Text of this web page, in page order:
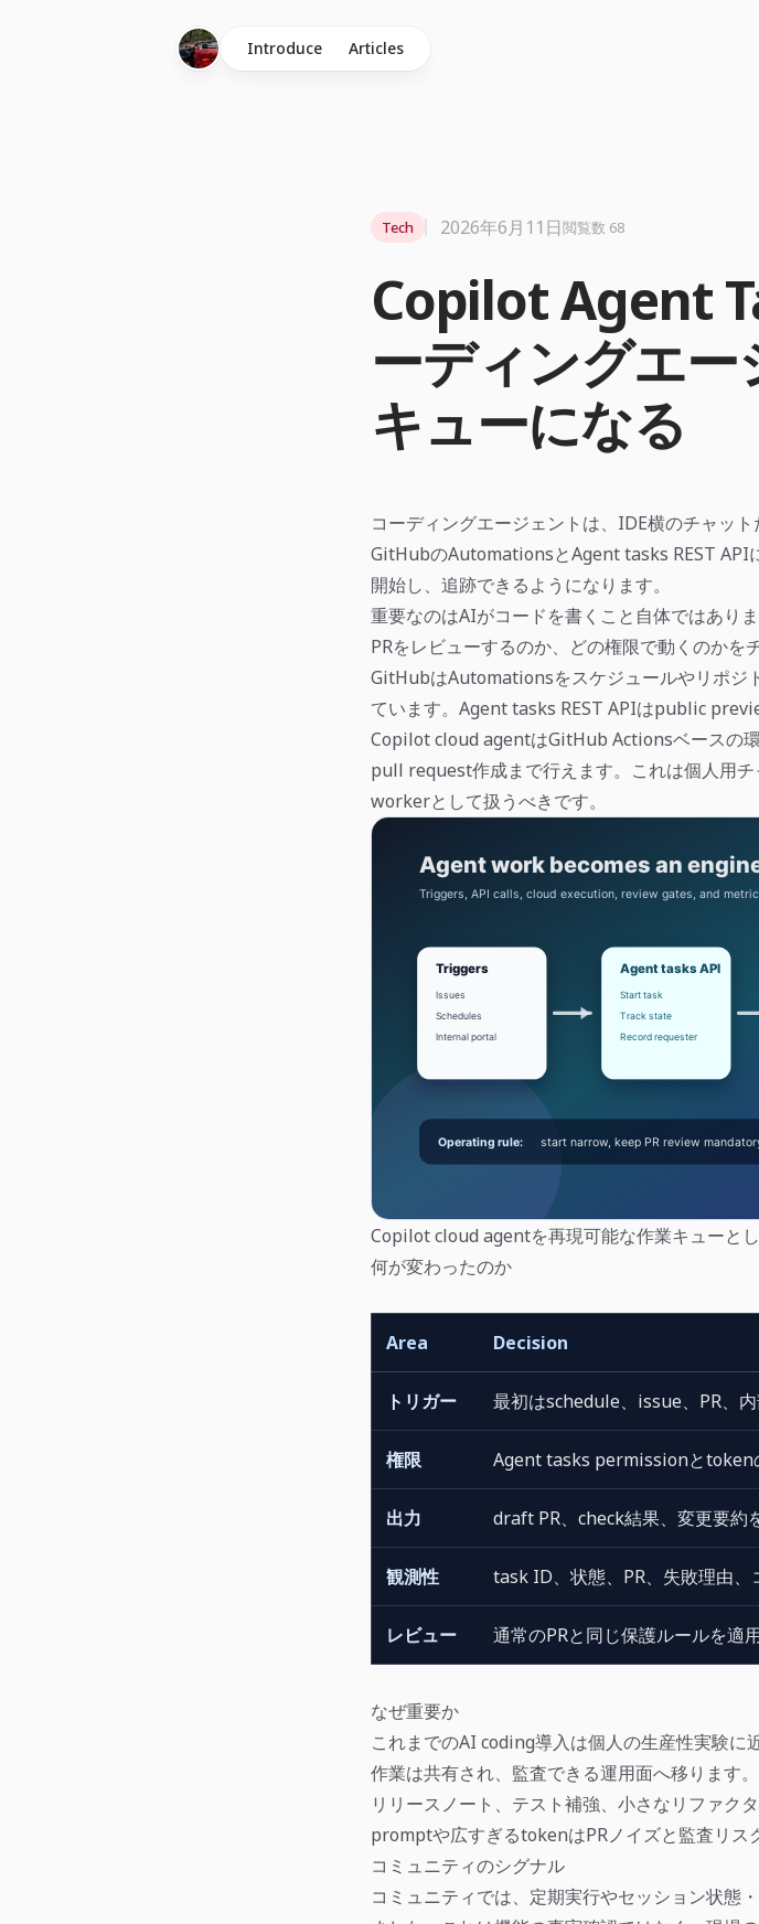
Introduce Articles
Copilot Agent
ーディングエ
キューになる
Tech 2026年6月11日閲覧数 68
コーディングエージェントは、IDE横のチャッ
GitHubのAutomationsとAgent tasks REST
開始し、追跡できるようになります。
重要なのはAIがコードを書くこと自体ではあり
PRをレビューするのか、どの権限で動くのかを
GitHubはAutomationsをスケジュールやリポジ
ています。Agent tasks REST APIはpublic
Copilot cloud agentはGitHub Actionsベースの
pull request作成まで行えます。これは個人用
workerとして扱うべきです。
Copilot cloud agentを再現可能な作業キューと
何が変わったのか
Area Decision
トリガー 最初はschedule、issue、PR、
権限 Agent tasks permissionとtoken
出力 draft PR、check結果、変更要約
観測性 task ID、状態、PR、失敗理由、
レビュー 通常のPRと同じ保護ルールを適用
なぜ重要か
これまでのAI coding導入は個人の生産性実験に
作業は共有され、監査できる運用面へ移ります。
リリースノート、テスト補強、小さなリファ
promptや広すぎるtokenはPRノイズと監査リス
コミュニティのシグナル
コミュニティでは、定期実行やセッション状態